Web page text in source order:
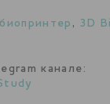
, 3D
канале: